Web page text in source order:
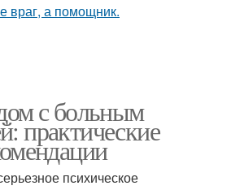
с больным
практические
психическое